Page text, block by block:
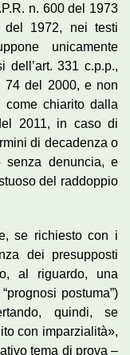
n. 600 del 1973
1972, nei testi
unicamente
dell’art. 331 c.p.p.,
74 del 2000, e non
come chiarito dalla
2011, in caso di
di decadenza o
senza denuncia, e
del raddoppio
se richiesto con i
dei presupposti
al riguardo, una
postuma”)
quindi, se
con imparzialità»,
tema di prova –